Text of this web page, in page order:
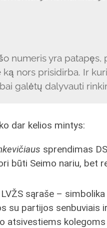
numeris yra
nors prisidirba. Ir
galėtų dalyvauti
dar kelios mintys:
sprendimas
būti Seimo nariu, bet
LVŽS sąraše –
su partijos senbuviais
atsivestiems kolegoms